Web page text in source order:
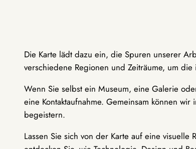
Die Karte lädt dazu ein, die Spuren unserer
verschiedene Regionen und Zeiträume, um
Wenn Sie selbst ein Museum, eine Galerie
eine Kontaktaufnahme. Gemeinsam können
begeistern.
Lassen Sie sich von der Karte auf eine